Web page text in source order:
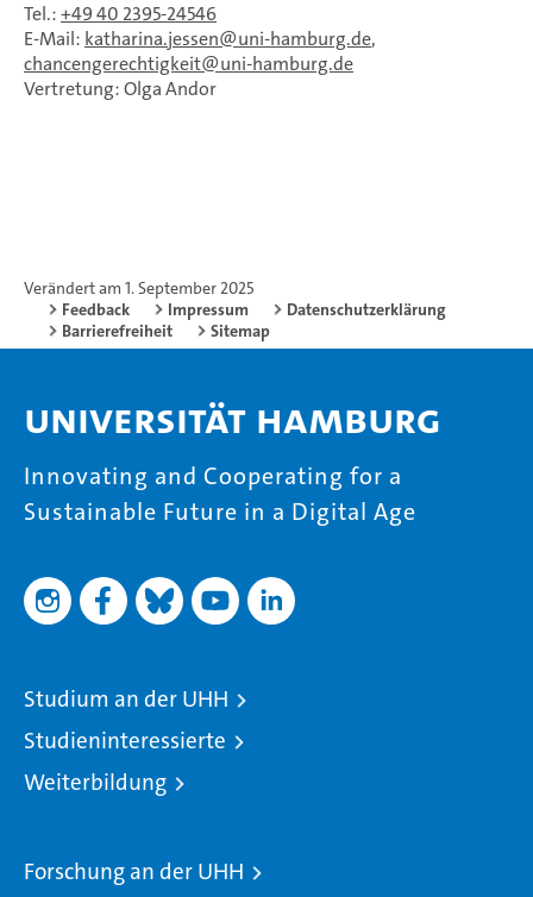
Tel.:+49 40 2395-24546
E-Mail: katharina.jessen uni-hamburg.de,
chancengerechtigkeit
uni-hamburg.de
Vertretung: Olga Andor
Verändert am 1. September 2025
Feedback
Impressum
Datenschutzerklärung
Barrierefreiheit
Sitemap
Universität Hamburg
Innovating and Cooperating for a
Sustainable Future in a Digital Age
Studium an der UHH
Studieninteressierte
Weiterbildung
Forschung an der UHH